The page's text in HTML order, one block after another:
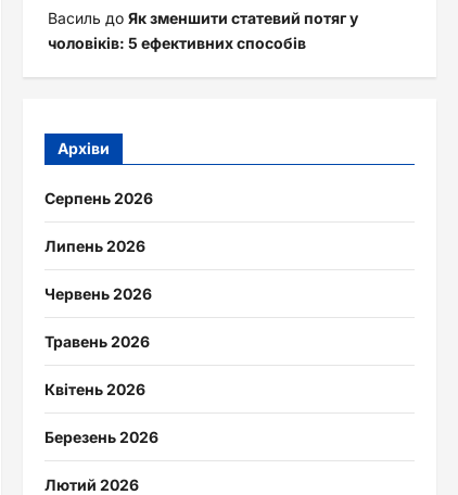
Василь до Як зменшити статевий потяг у
чоловіків: 5 ефективних способів
Архіви
Серпень 2026
Липень 2026
Червень 2026
Травень 2026
Квітень 2026
Березень 2026
Лютий 2026